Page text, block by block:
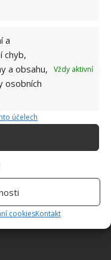
a
chyb,
a obsahu,
osobních
Vždy aktivní
účelech
cookiesKontakt